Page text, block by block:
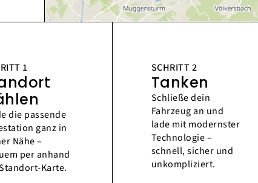
1
die passende
ganz in
Nähe –
per anhand
Karte.
SCHRITT 2
Tanken
Schließe dein
Fahrzeug an und
lade mit modernster
Technologie –
schnell, sicher und
unkompliziert.